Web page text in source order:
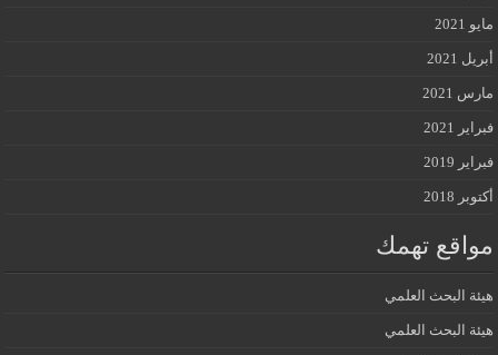
مايو 2021
أبريل 2021
مارس 2021
فبراير 2021
فبراير 2019
أكتوبر 2018
مواقع تهمك
هيئة البحث العلمي
هيئة البحث العلمي